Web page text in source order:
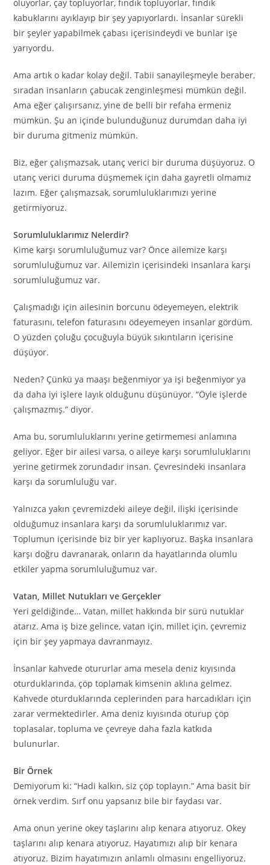
oluyorlar, çay topluyorlar, fındık topluyorlar, fındık
kabuklarını ayıklayıp bir şey yapıyorlardı. İnsanlar sürekli
bir şeyler yapabilmek çabası içerisindeydi ve bunlar işe
yarıyordu.
Ama artık o kadar kolay değil. Tabii sanayileşmeyle beraber,
sıradan insanların çabucak zenginleşmesi mümkün değil.
Ama eğer çalışırsanız, yine de belli bir refaha ermeniz
mümkün. Şu an içinde bulunduğunuz durumdan daha iyi
bir duruma gitmeniz mümkün.
Biz, eğer çalışmazsak, utanç verici bir duruma düşüyoruz. O
utanç verici duruma düşmemek için daha gayretli olmamız
lazım. Eğer çalışmazsak, sorumluluklarımızı yerine
getirmiyoruz.
Sorumluluklarımız Nelerdir?
Kime karşı sorumluluğumuz var? Önce ailemize karşı
sorumluluğumuz var. Ailemizin içerisindeki insanlara karşı
sorumluluğumuz var.
Çalışmadığı için ailesinin borcunu ödeyemeyen, elektrik
faturasını, telefon faturasını ödeyemeyen insanlar gördüm.
O yüzden çoluğu çocuğuyla büyük sıkıntıların içerisine
düşüyor.
Neden? Çünkü ya maaşı beğenmiyor ya işi beğenmiyor ya
da daha iyi işlere layık olduğunu düşünüyor. “Öyle işlerde
çalışmazmış.” diyor.
Ama bu, sorumluluklarını yerine getirmemesi anlamına
geliyor. Eğer bir ailesi varsa, o aileye karşı sorumluluklarını
yerine getirmek zorundadır insan. Çevresindeki insanlara
karşı da sorumluluğu var.
Yalnızca yakın çevremizdeki aileye değil, ilişki içerisinde
olduğumuz insanlara karşı da sorumluluklarımız var.
Toplumun içerisinde biz bir yer kaplıyoruz. Başka insanlara
karşı doğru davranarak, onların da hayatlarında olumlu
etkiler yapma sorumluluğumuz var.
Vatan, Millet Nutukları ve Gerçekler
Yeri geldiğinde… Vatan, millet hakkında bir sürü nutuklar
atarız. Ama iş bize gelince, vatan için, millet için, çevremiz
için bir şey yapmaya davranmayız.
İnsanlar kahvede otururlar ama mesela deniz kıyısında
oturduklarında, çöp toplamak kimsenin aklına gelmez.
Kahvede oturduklarında ceplerinden para harcadıkları için
zarar vermektedirler. Ama deniz kıyısında oturup çöp
toplasalar, topluma ve çevreye daha fazla katkıda
bulunurlar.
Bir Örnek
Demiyorum ki: “Hadi kalkın, siz çöp toplayın.” Ama basit bir
örnek verdim. Sırf onu yapsanız bile bir faydası var.
Ama onun yerine okey taşlarını alıp kenara atıyoruz. Okey
taşlarını alıp kenara atıyoruz. Hayatımızı alıp bir kenara
atıyoruz. Bizim hayatımızın anlamlı olmasını engelliyoruz.